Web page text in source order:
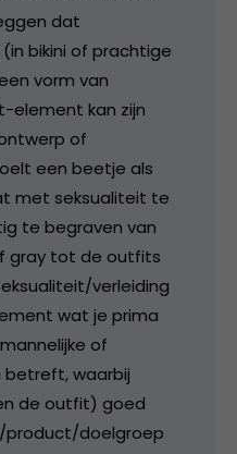
dat
bikini of prachtige
vorm van
element kan zijn
of
een beetje als
met seksualiteit te
te begraven van
gray tot de outfits
verleiding
wat je prima
of
betreft, waarbij
de outfit) goed
product/doelgroep